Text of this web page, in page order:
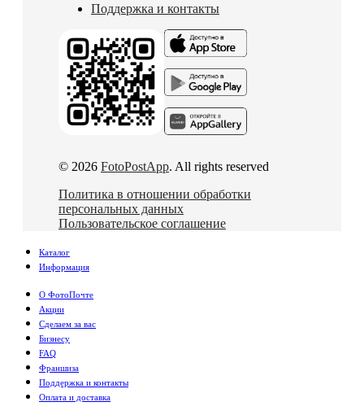
Поддержка и контакты
© 2026 FotoPostApp. All rights reserved
Политика в отношении обработки
персональных данных
Пользовательское соглашение
Каталог
Информация
О ФотоПочте
Акции
Сделаем за вас
Бизнесу
FAQ
Франшиза
Поддержка и контакты
Оплата и доставка